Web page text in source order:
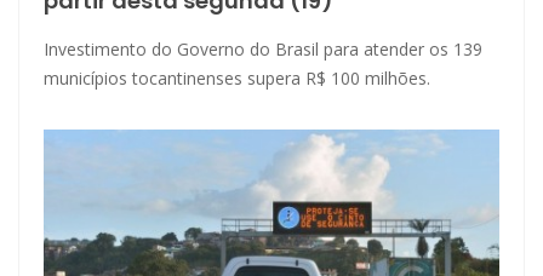
Investimento do Governo do Brasil para atender os 139
municípios tocantinenses supera R$ 100 milhões.